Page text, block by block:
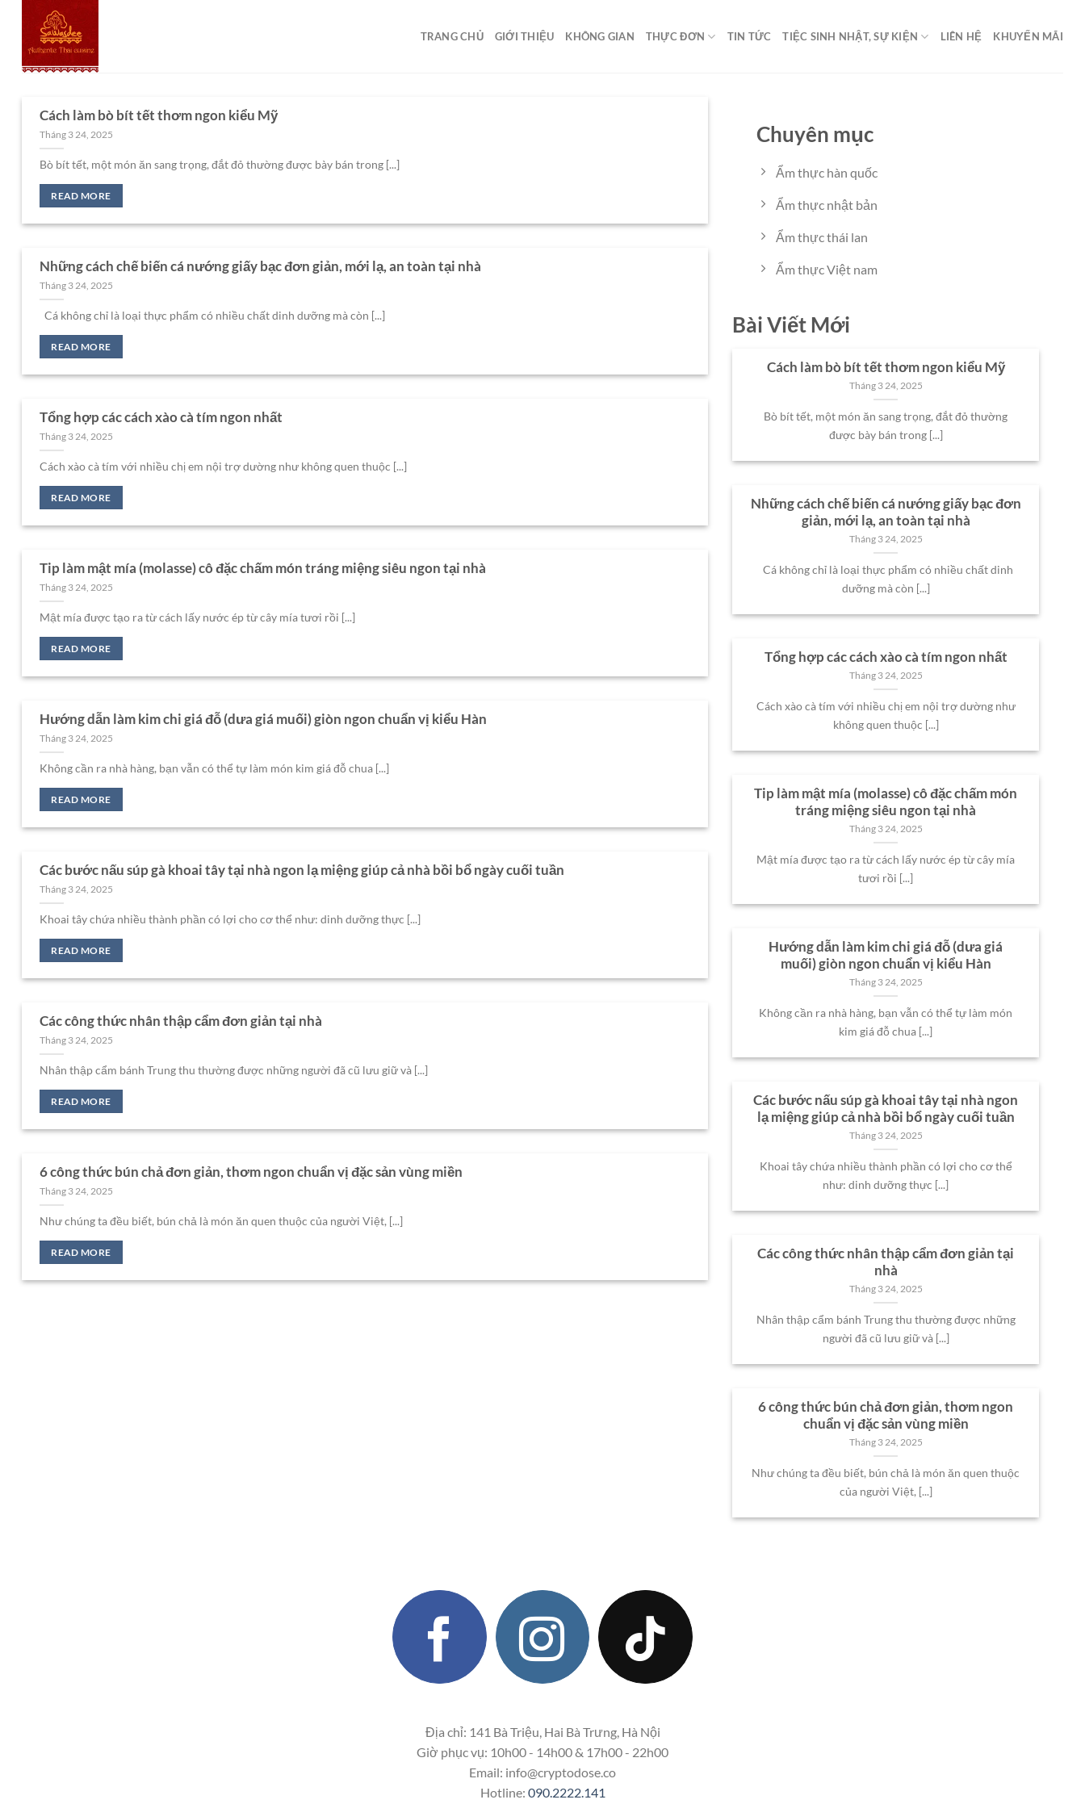
dung
TRANG CHỦ GIỚI THIỆU KHÔNG GIAN THỰC ĐƠN TIN TỨC TIỆC SINH NHẬT, SỰ KIỆN LIÊN HỆ KHUYẾN MÃI
Cách làm bò bít tết thơm ngon kiểu Mỹ
Tháng 3 24, 2025
Bò bít tết, một món ăn sang trọng, đắt đỏ thường được bày bán trong [...]
READ MORE
Những cách chế biến cá nướng giấy bạc đơn giản, mới lạ, an toàn tại nhà
Tháng 3 24, 2025
Cá không chỉ là loại thực phẩm có nhiều chất dinh dưỡng mà còn [...]
READ MORE
Tổng hợp các cách xào cà tím ngon nhất
Tháng 3 24, 2025
Cách xào cà tím với nhiều chị em nội trợ dường như không quen thuộc [...]
READ MORE
Tip làm mật mía (molasse) cô đặc chấm món tráng miệng siêu ngon tại nhà
Tháng 3 24, 2025
Mật mía được tạo ra từ cách lấy nước ép từ cây mía tươi rồi [...]
READ MORE
Hướng dẫn làm kim chi giá đỗ (dưa giá muối) giòn ngon chuẩn vị kiểu Hàn
Tháng 3 24, 2025
Không cần ra nhà hàng, bạn vẫn có thể tự làm món kim giá đỗ chua [...]
READ MORE
Các bước nấu súp gà khoai tây tại nhà ngon lạ miệng giúp cả nhà bồi bổ ngày cuối tuần
Tháng 3 24, 2025
Khoai tây chứa nhiều thành phần có lợi cho cơ thể như: dinh dưỡng thực [...]
READ MORE
Các công thức nhân thập cẩm đơn giản tại nhà
Tháng 3 24, 2025
Nhân thập cẩm bánh Trung thu thường được những người đã cũ lưu giữ và [...]
READ MORE
6 công thức bún chả đơn giản, thơm ngon chuẩn vị đặc sản vùng miền
Tháng 3 24, 2025
Như chúng ta đều biết, bún chả là món ăn quen thuộc của người Việt, [...]
READ MORE
Chuyên mục
Ẩm thực hàn quốc
Ẩm thực nhật bản
Ẩm thực thái lan
Ẩm thực Việt nam
Bài Viết Mới
Cách làm bò bít tết thơm ngon kiểu Mỹ
Tháng 3 24, 2025
Bò bít tết, một món ăn sang trọng, đắt đỏ thường
được bày bán trong [...]
Những cách chế biến cá nướng giấy bạc đơn
giản, mới lạ, an toàn tại nhà
Tháng 3 24, 2025
Cá không chỉ là loại thực phẩm có nhiều chất dinh
dưỡng mà còn [...]
Tổng hợp các cách xào cà tím ngon nhất
Tháng 3 24, 2025
Cách xào cà tím với nhiều chị em nội trợ dường như
không quen thuộc [...]
Tip làm mật mía (molasse) cô đặc chấm món
tráng miệng siêu ngon tại nhà
Tháng 3 24, 2025
Mật mía được tạo ra từ cách lấy nước ép từ cây mía
tươi rồi [...]
Hướng dẫn làm kim chi giá đỗ (dưa giá
muối) giòn ngon chuẩn vị kiểu Hàn
Tháng 3 24, 2025
Không cần ra nhà hàng, bạn vẫn có thể tự làm món
kim giá đỗ chua [...]
Các bước nấu súp gà khoai tây tại nhà ngon
lạ miệng giúp cả nhà bồi bổ ngày cuối tuần
Tháng 3 24, 2025
Khoai tây chứa nhiều thành phần có lợi cho cơ thể
như: dinh dưỡng thực [...]
Các công thức nhân thập cẩm đơn giản tại
nhà
Tháng 3 24, 2025
Nhân thập cẩm bánh Trung thu thường được những
người đã cũ lưu giữ và [...]
6 công thức bún chả đơn giản, thơm ngon
chuẩn vị đặc sản vùng miền
Tháng 3 24, 2025
Như chúng ta đều biết, bún chả là món ăn quen thuộc
của người Việt, [...]
Địa chỉ: 141 Bà Triệu, Hai Bà Trưng, Hà Nội
Giờ phục vụ: 10h00 - 14h00 & 17h00 - 22h00
Email: info@cryptodose.co
Hotline: 090.2222.141